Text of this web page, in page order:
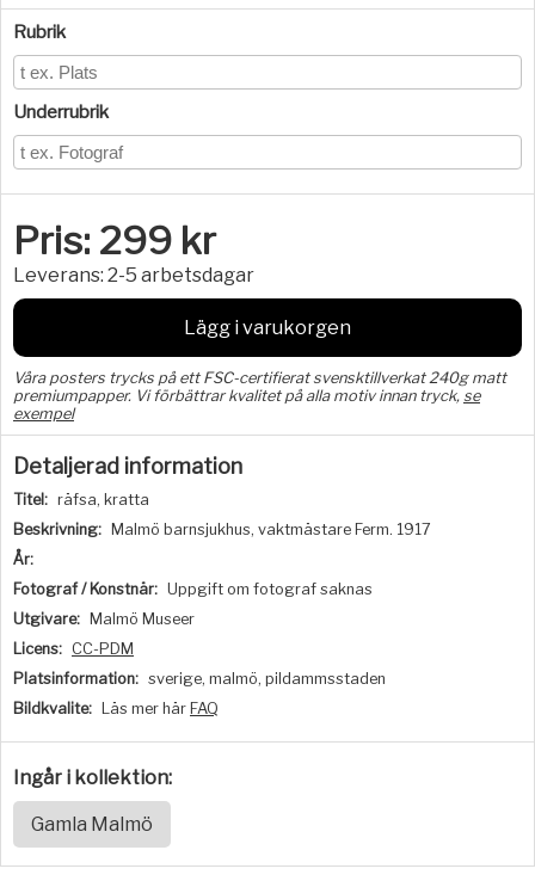
Rubrik
Underrubrik
Pris: 299 kr
Leverans: 2-5 arbetsdagar
Lägg i varukorgen
Våra posters trycks på ett FSC-certifierat svensktillverkat 240g matt
premiumpapper. Vi förbättrar kvalitet på alla motiv innan tryck, se
exempel
Detaljerad information
Titel: räfsa, kratta
Beskrivning:
Malmö barnsjukhus, vaktmästare Ferm. 1917
År:
Fotograf / Konstnär: Uppgift om fotograf saknas
Utgivare:
Malmö Museer
Licens: CC-PDM
Platsinformation: sverige, malmö, pildammsstaden
Bildkvalite:
Läs mer här FAQ
Ingår i kollektion:
Gamla Malmö